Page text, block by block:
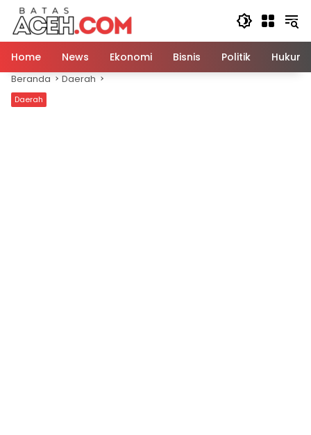
Langsung
konten
Home
News Ekonomi Bisnis Politik Hukum
Beranda Daerah
Daerah